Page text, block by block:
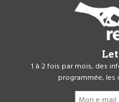
1 à 2 fois par mois, des
programmée, les